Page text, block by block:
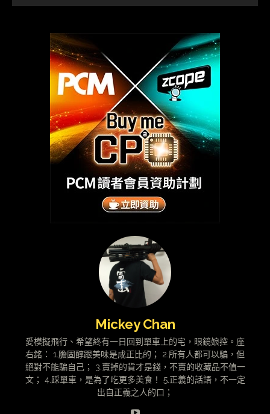
Mickey Chan
愛模擬飛行、希望終有一日回到單車上的宅，眼鏡娘控。座
右銘： 1.膽固醇跟美味是成正比的； 2.所有人都可以騙，但
絕對不能騙自己； 3.賣掉的貨才是錢，不賣的收藏品不值一
文； 4.踩單車，是為了吃更多美食！ 5.正義的話語，不一定
出自正義之人的口；